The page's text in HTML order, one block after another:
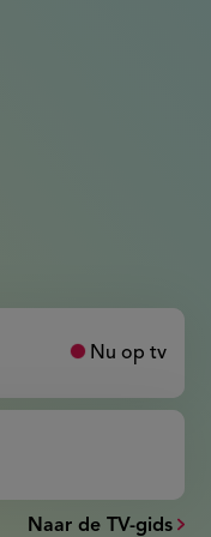
Nu op tv
Naar de TV-gids